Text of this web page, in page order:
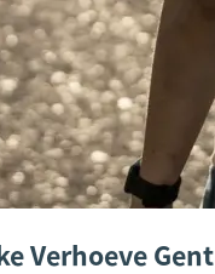
Verhoeve Gent